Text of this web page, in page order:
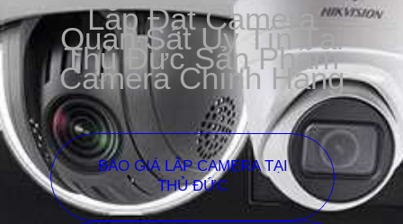
Lắp Đặt Camera
Quan Sát Uy Tín Tại
Thủ Đức Sản Phẩm
Camera Chính Hãng
BÁO GIÁ LẮP CAMERA TẠI
THỦ ĐỨC